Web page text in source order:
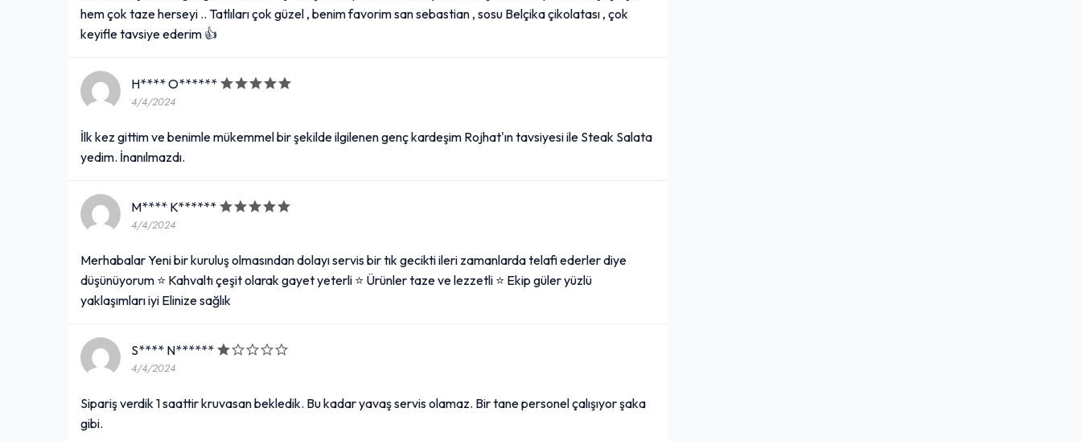
hem çok taze herseyi .. Tatlıları çok güzel , benim favorim san sebastian , sosu Belçika çikolatası , çok
keyifle tavsiye ederim 👍
H**** O******
4/4/2024
İlk kez gittim ve benimle mükemmel bir şekilde ilgilenen genç kardeşim Rojhat'ın tavsiyesi ile Steak Salata
yedim. İnanılmazdı.
M**** K******
4/4/2024
Merhabalar Yeni bir kuruluş olmasından dolayı servis bir tık gecikti ileri zamanlarda telafi ederler diye
düşünüyorum ⭐️ Kahvaltı çeşit olarak gayet yeterli ⭐️ Ürünler taze ve lezzetli ⭐️ Ekip güler yüzlü
yaklaşımları iyi Elinize sağlık
S**** N******
4/4/2024
Sipariş verdik 1 saattir kruvasan bekledik. Bu kadar yavaş servis olamaz. Bir tane personel çalışıyor şaka
gibi.